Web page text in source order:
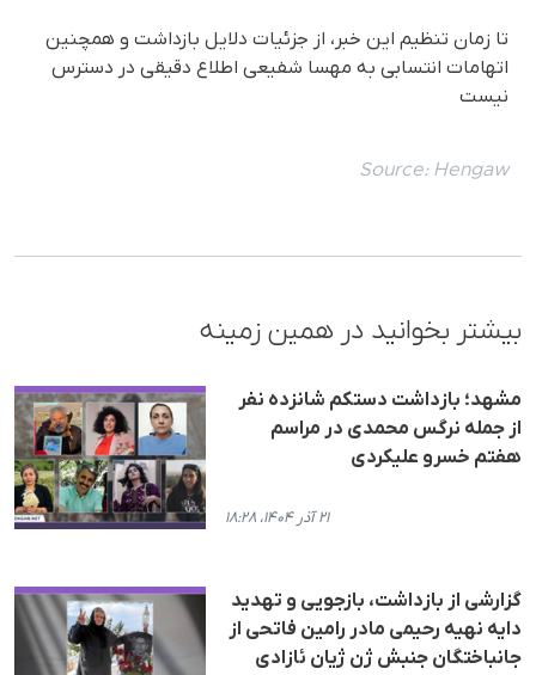
تا زمان تنظیم این خبر، از جزئیات دلایل بازداشت و همچنین
اتهامات انتسابی به مهسا شفیعی اطلاع دقیقی در دسترس
نیست
Source: Hengaw
بیشتر بخوانید در همین زمینه
مشهد؛ بازداشت دستکم شانزده نفر
از جمله نرگس محمدی در مراسم
هفتم خسرو علیکردی
۲۱ آذر ۱۴۰۴، ۱۸:۲۸
گزارشی از بازداشت، بازجویی و تهدید
دایە نهیە رحیمی مادر رامین فاتحی از
جانباختگان جنبش ژن ژیان ئازادی